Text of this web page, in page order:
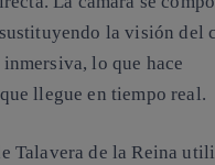
la visión del
lo que hace
llegue en tiempo real.
Talavera de la Reina